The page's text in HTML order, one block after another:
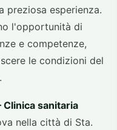
preziosa esperienza.
l'opportunità di
e competenze,
le condizioni del
sanitaria
nella città di Sta.